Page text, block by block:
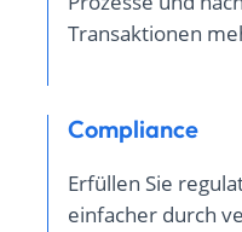
Transaktionen
Compliance
Erfüllen Sie
einfacher durch